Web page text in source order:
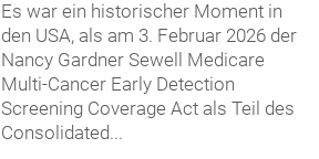
Es war ein historischer Moment in
den USA, als am 3. Februar 2026 der
Nancy Gardner Sewell Medicare
Multi-Cancer Early Detection
Screening Coverage Act als Teil des
Consolidated...